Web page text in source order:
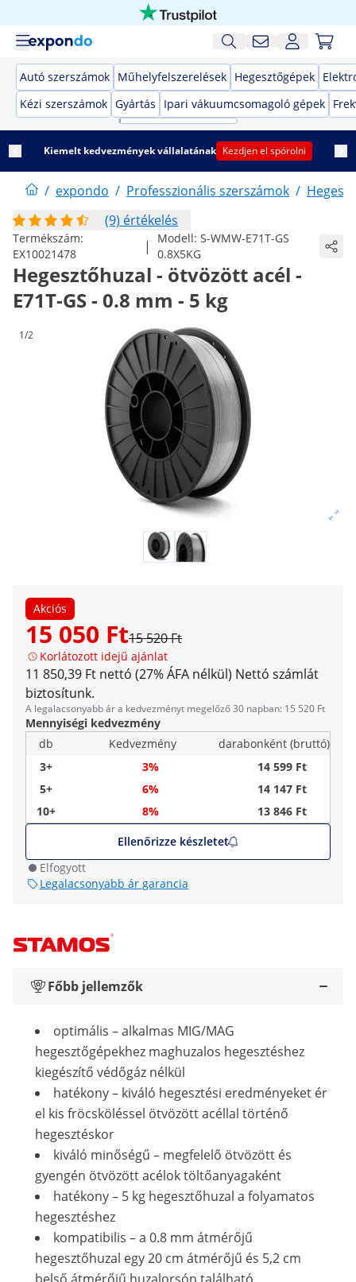
Autó szerszámok Műhelyfelszerelések Hegesztőgépek
Kézi szerszámok Gyártás Ipari vákuumcsomagoló gépek
Kiemelt kedvezmények vállalatának Kezdjen el spórolni
/ expondo / Professzionális szerszámok /
(9) értékelés
Termékszám:
EX10021478
| Modell: S-WMW-E71T-GS
0.8X5KG
Hegesztőhuzal - ötvözött acél -
E71T-GS - 0.8 mm - 5 kg
1/2
Akciós
15 050 Ft15 520 Ft
Korlátozott idejű ajánlat
11 850,39 Ft nettó (27% ÁFA nélkül) Nettó számlát
biztosítunk.
A legalacsonyabb ár a kedvezményt megelőző 30 napban: 15 520 Ft
Mennyiségi kedvezmény
db
Kedvezmény
darabonként (bruttó)
3+
3%
14 599 Ft
5+
6%
14 147 Ft
10+
8%
13 846 Ft
Ellenőrizze készletet
Elfogyott
Legalacsonyabb ár garancia
Főbb jellemzők
optimális – alkalmas MIG/MAG
hegesztőgépekhez maghuzalos hegesztéshez
kiegészítő védőgáz nélkül
hatékony – kiváló hegesztési eredményeket ér
el kis fröcsköléssel ötvözött acéllal történő
hegesztéskor
kiváló minőségű – megfelelő ötvözött és
gyengén ötvözött acélok töltőanyagaként
hatékony – 5 kg hegesztőhuzal a folyamatos
hegesztéshez
kompatibilis – a 0.8 mm átmérőjű
hegesztőhuzal egy 20 cm átmérőjű és 5,2 cm